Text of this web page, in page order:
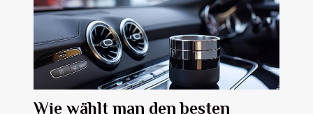
Wie wählt man den besten